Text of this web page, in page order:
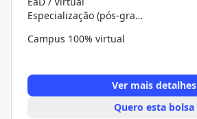
Especialização (pós-graduação)
Campus 100% virtual
Ver mais detalhes
Quero esta bolsa